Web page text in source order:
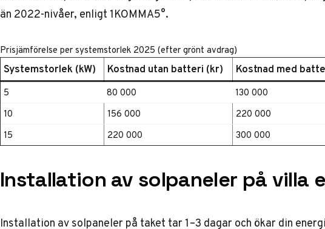
än 2022-nivåer, enligt1KOMMA5°.
Prisjämförelse per systemstorlek 2025 (efter grönt avdrag)
Systemstorlek (kW) Kostnad utan batteri (kr) Kostnad med
5 80 000 130 000
10
156 000 220 000
15
220 000 300 000
Installation av solpaneler på villa
Installation av solpaneler på taket tar 1–3 dagar och ökar din